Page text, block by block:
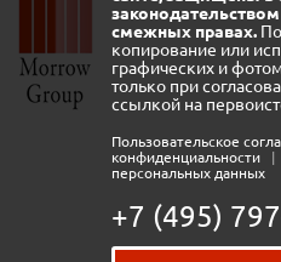
смежных правах.
копирование или
графических и
только при
ссылкой на
Пользовательское
конфиденциальности
|
персональных данных
+7 (495)